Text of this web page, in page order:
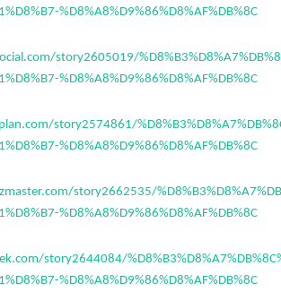
%D8%A8%D9%86%D8%AF%DB%8C
story2605019/
%D8%A8%D9%86%D8%AF%DB%8C
story2574861/
%D8%A8%D9%86%D8%AF%DB%8C
story2662535/
%D8%A8%D9%86%D8%AF%DB%8C
story2644084/
%D8%A8%D9%86%D8%AF%DB%8C